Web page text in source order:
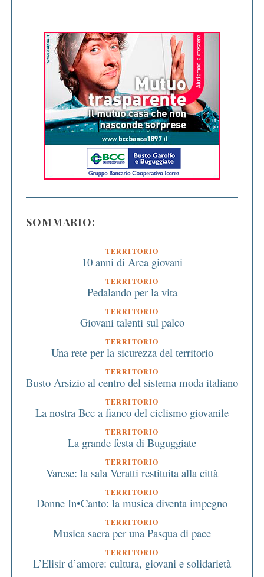
SOMMARIO:
TERRITORIO
10 anni di Area giovani
TERRITORIO
Pedalando per la vita
TERRITORIO
Giovani talenti sul palco
TERRITORIO
Una rete per la sicurezza del territorio
TERRITORIO
Busto Arsizio al centro del sistema moda italiano
TERRITORIO
La nostra Bcc a fianco del ciclismo giovanile
TERRITORIO
La grande festa di Buguggiate
TERRITORIO
Varese: la sala Veratti restituita alla città
TERRITORIO
Donne In•Canto: la musica diventa impegno
TERRITORIO
Musica sacra per una Pasqua di pace
TERRITORIO
L’Elisir d’amore: cultura, giovani e solidarietà